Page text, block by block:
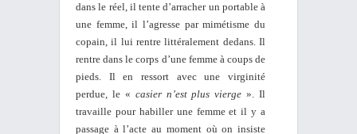
dans le réel, il tente d’arracher un portable à
une femme, il l’agresse par mimétisme du
copain, il lui rentre littéralement dedans. Il
rentre dans le corps d’une femme à coups de
pieds. Il en ressort avec une virginité
perdue, le « casier n’est plus vierge ». Il
travaille pour habiller une femme et il y a
passage à l’acte au moment où on insiste